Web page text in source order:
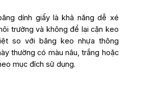
dính giấy là khả năng dễ xé
trường và không để lại cặn keo
so với băng keo nhựa thông
thường có màu nâu, trắng hoặc
mục đích sử dụng.